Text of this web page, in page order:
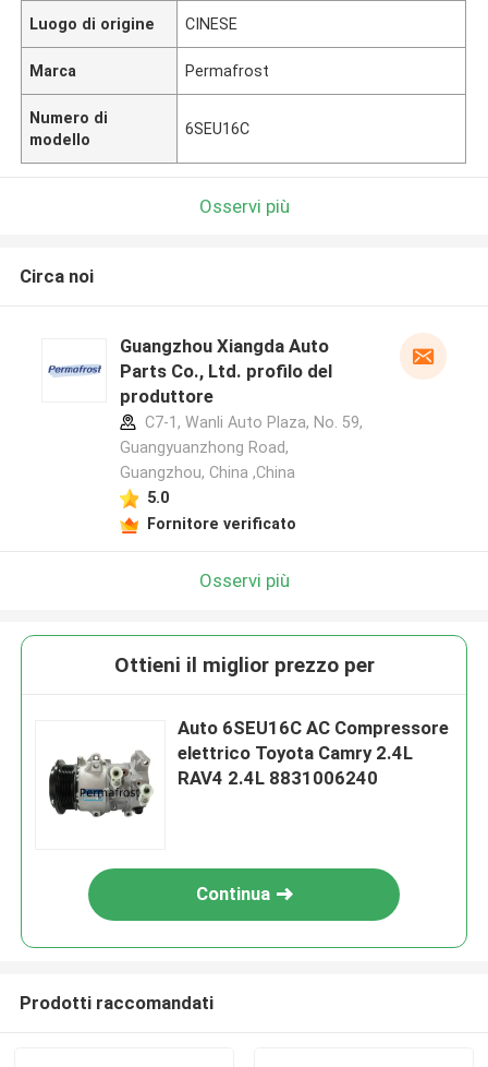
Luogo di origine CINESE
Marca Permafrost
Numero di
modello
6SEU16C
Osservi più
Circa noi
Guangzhou Xiangda Auto
Parts Co., Ltd. profilo del
produttore
C7-1, Wanli Auto Plaza, No. 59,
Guangyuanzhong Road,
Guangzhou, China ,China
5.0
Fornitore verificato
Osservi più
Ottieni il miglior prezzo per
Auto 6SEU16C AC Compressore
elettrico Toyota Camry 2.4L
RAV4 2.4L 8831006240
Continua
Prodotti raccomandati